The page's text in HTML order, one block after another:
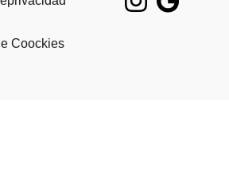
Coockies